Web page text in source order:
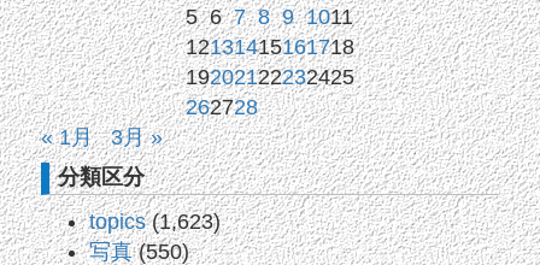
5 6 7 8 9 1011
12131415161718
19202122232425
262728
« 1月
3月 »
分類区分
topics(1,623)
写真(550)